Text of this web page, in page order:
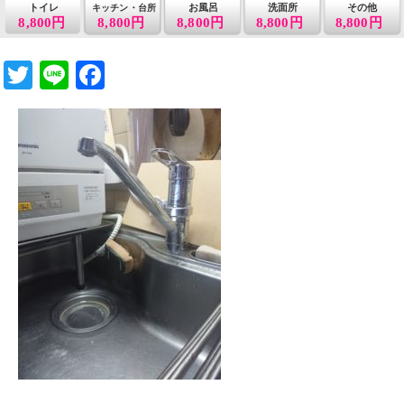
8,800円
トイレ
8,800円
キッチン・台所 お風呂
8,800円
洗面所
8,800円
その他
8,800円
T
wi
er
Li
n
e
a
c
e
b
o
o